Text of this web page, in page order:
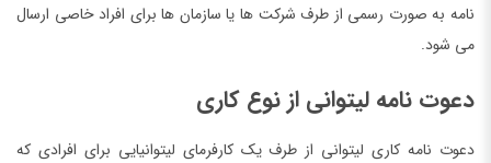
نامه به صورت رسمی از طرف شرکت ها یا سازمان ها برای افراد خاصی ارسال
می شود.
دعوت نامه لیتوانی از نوع کاری
دعوت نامه کاری لیتوانی از طرف یک کارفرمای لیتوانیایی برای افرادی که